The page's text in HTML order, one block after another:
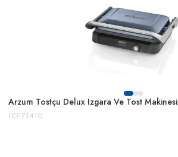
Arzum Tostçu Delux Izgara Ve Tost Makinesi
00171410